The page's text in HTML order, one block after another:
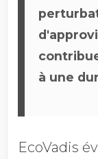
à une
EcoVadis